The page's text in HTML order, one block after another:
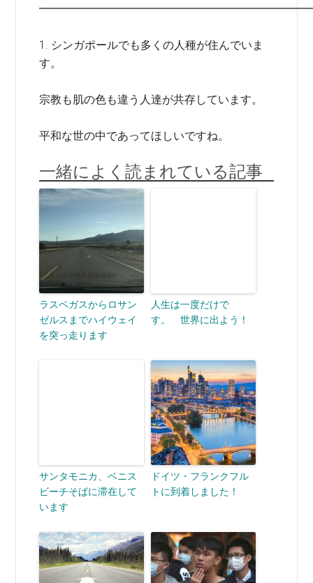
1. シンガポールでも多くの人種が住んでいま
す。
宗教も肌の色も違う人達が共存しています。
平和な世の中であってほしいですね。
一緒によく読まれている記事
ラスベガスからロサン
ゼルスまでハイウェイ
を突っ走ります
人生は一度だけで
す。 世界に出よう！
サンタモニカ、ベニス
ビーチそばに滞在して
います
ドイツ・フランクフル
トに到着しました！